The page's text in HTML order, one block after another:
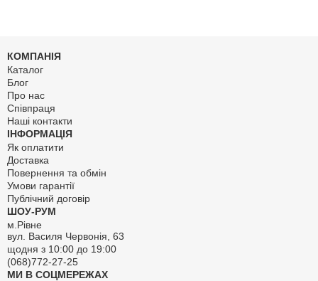
КОМПАНІЯ
Каталог
Блог
Про нас
Співпраця
Наші контакти
ІНФОРМАЦІЯ
Як оплатити
Доставка
Повернення та обмін
Умови гарантії
Публічний договір
ШОУ-РУМ
м.Рівне
вул. Василя Червонія, 63
щодня з 10:00 до 19:00
(068)772-27-25
МИ В СОЦМЕРЕЖАХ